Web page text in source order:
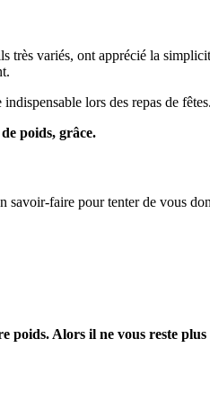
très variés, ont apprécié la
lors des repas de fêtes.
poids, grâce.
savoir-faire pour tenter de vous
poids. Alors il ne vous reste plus